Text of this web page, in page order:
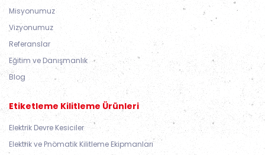
Misyonumuz
Vizyonumuz
Referanslar
Eğitim ve Danışmanlık
Blog
Etiketleme Kilitleme Ürünleri
Elektrik Devre Kesiciler
Elektrik ve Pnömatik Kilitleme Ekipmanları